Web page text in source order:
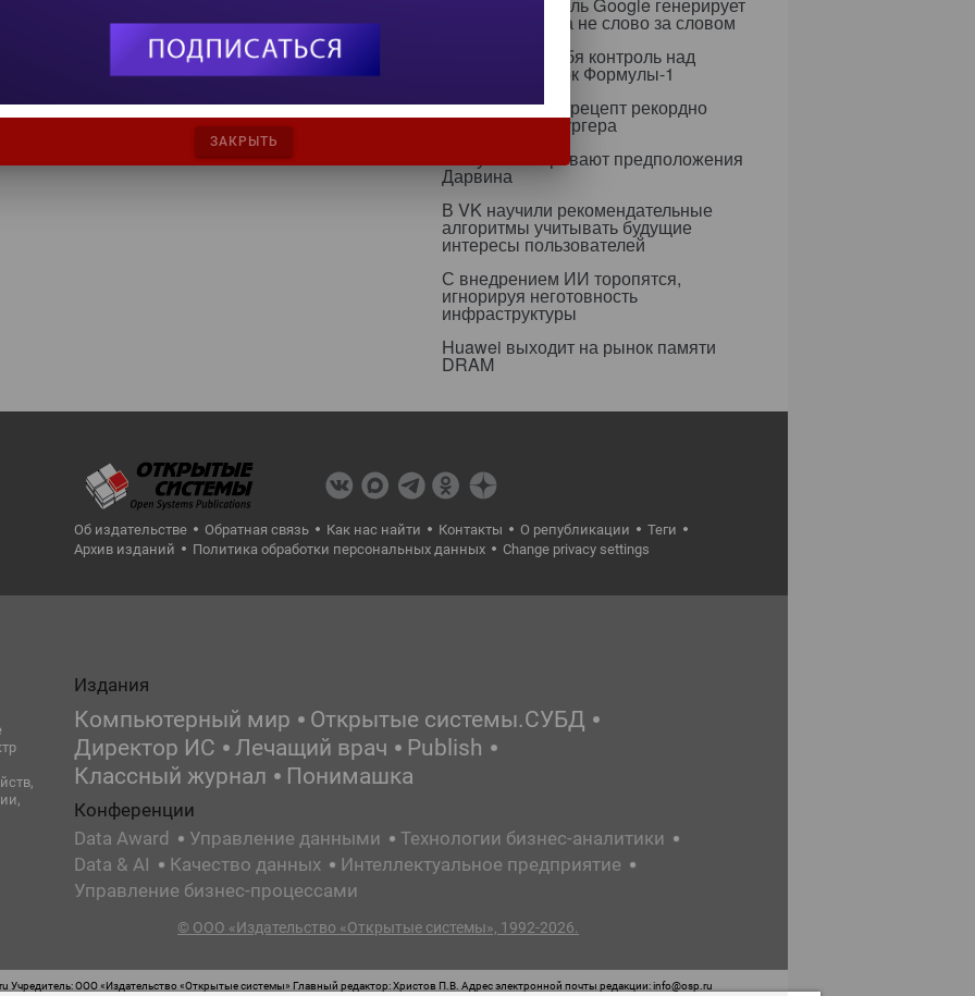
текст целиком, а не слово за словом
ИИ берет на себя контроль над
стратегией гонок Формулы-1
ИИ разработал рецепт рекордно
экологичного бургера
Кактусы оспаривают предположения
Дарвина
В VK научили рекомендательные
алгоритмы учитывать будущие
интересы пользователей
С внедрением ИИ торопятся,
игнорируя неготовность
инфраструктуры
Huawei выходит на рынок памяти
DRAM
Об издательстве Обратная связь Как нас найти Контакты О републикации
Теги
Архив изданий
Политика обработки персональных данных Change privacy settings
Издания
Компьютерный мир
Открытые системы.СУБД
Директор ИС
Лечащий врач
Publish
Классный журнал
Понимашка
Конференции
Data Award
Управление данными
Технологии бизнес-аналитики
Data & AI
Качество данных
Интеллектуальное предприятие
Управление бизнес-процессами
© ООО «Издательство «Открытые системы», 1992-2026.
ООО «Издательство «Открытые системы» Главный редактор: Христов П.В. Адрес электронной почты редакции: info@osp.ru
ЗАКРЫТЬ